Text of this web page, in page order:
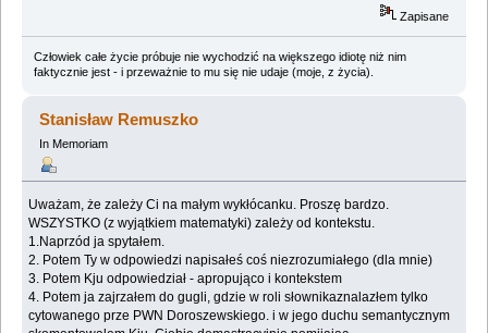
Zapisane
Człowiek całe życie próbuje nie wychodzić na większego idiotę niż nim
faktycznie jest - i przeważnie to mu się nie udaje (moje, z życia).
Stanisław Remuszko
In Memoriam
Uważam, że zależy Ci na małym wykłócanku. Proszę bardzo.
WSZYSTKO (z wyjątkiem matematyki) zależy od kontekstu.
1.Naprzód ja spytałem.
2. Potem Ty w odpowiedzi napisałeś coś niezrozumiałego (dla mnie)
3. Potem Kju odpowiedział - apropująco i kontekstem
4. Potem ja zajrzałem do gugli, gdzie w roli słownikaznalazłem tylko
cytowanego prze PWN Doroszewskiego. i w jego duchu semantycznym